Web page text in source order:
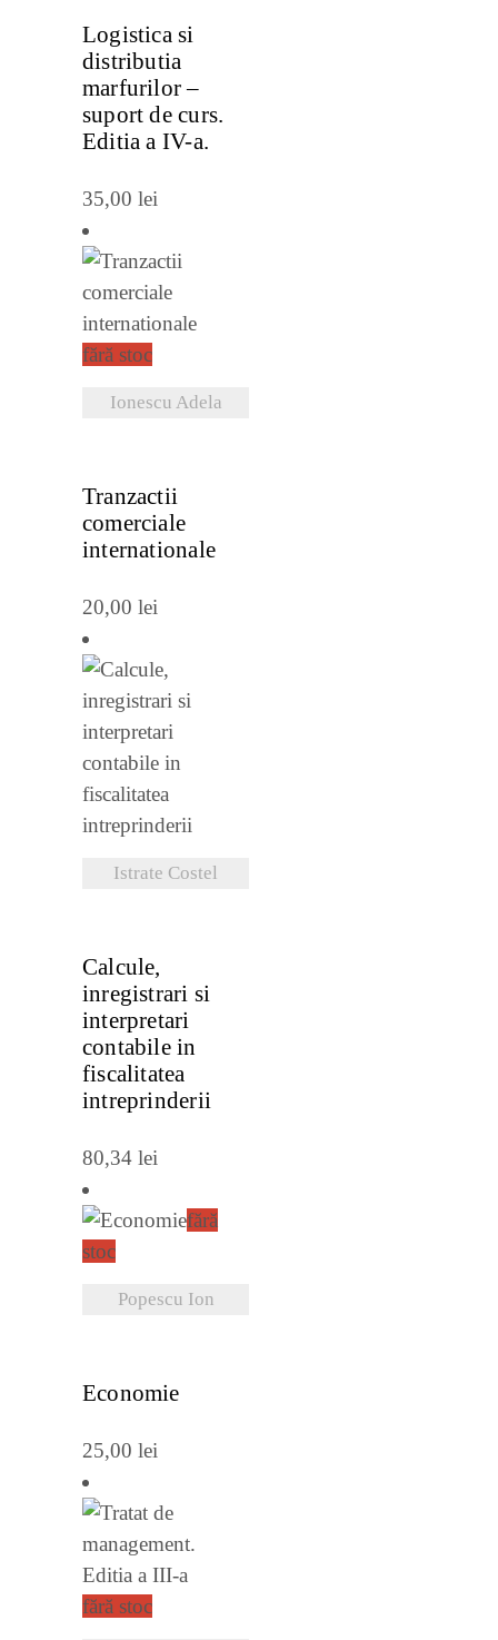
Logistica si
distributia
marfurilor –
suport de curs.
Editia a IV-a.
35,00 lei
fără stoc
Ionescu Adela
Tranzactii
comerciale
internationale
20,00 lei
Istrate Costel
Calcule,
inregistrari si
interpretari
contabile in
fiscalitatea
intreprinderii
80,34 lei
fără
stoc
Popescu Ion
Economie
25,00 lei
fără stoc